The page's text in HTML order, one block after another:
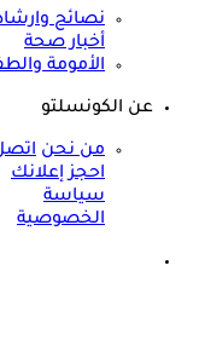
نصائح
أخبار صحة
الأمومة
عن الكونسلتو
من نحن
احجز إعلانك
سياسة
الخصوصية